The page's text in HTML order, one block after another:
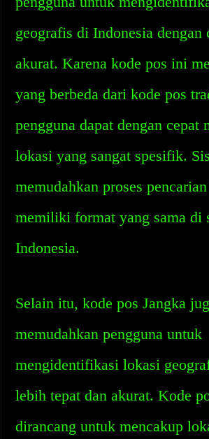
geografis di Indonesia dengan
akurat. Karena kode pos ini
yang berbeda dari kode pos
pengguna dapat dengan cepat
lokasi yang sangat spesifik.
memudahkan proses
memiliki format yang sama di
Indonesia.
Selain itu, kode pos Jangka
memudahkan pengguna untuk
mengidentifikasi lokasi
lebih tepat dan akurat. Kode
dirancang untuk mencakup